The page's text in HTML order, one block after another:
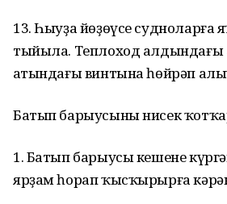
13. Һыуҙа йөҙөүсе судноларға
тыйыла. Теплоход
аҫтындағы винтына һөйрәп
Батып барыусыны нисек
1. Батып барыусы кешене
ярҙам һорап ҡысҡырырға